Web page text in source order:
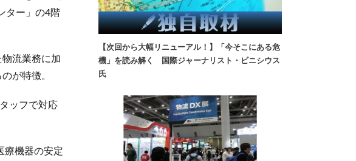
ター」の4階
流業務に加
が特徴。
ッフで対応
療機器の安定
【次回から大幅リニューアル！】「今そこにある危
機」を読み解く 国際ジャーナリスト・ビニシウス
氏